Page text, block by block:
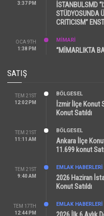
3:37 PM
İSTANBULSMD
STÜDYOSUNDA
CRITICISM”
OCA 9TH
1:38 PM
MİMARİ
“MİMARLIKTA
SATIŞ
TEM 21ST
12:02 PM
BÖLGESEL
İzmir İlçe Konut
Konut Satıldı
TEM 21ST
11:11 AM
BÖLGESEL
Ankara İlçe
11.699 konut
TEM 21ST
9:40 AM
EMLAK HABERLERI
2026 Haziran
Konut Satıldı
TEM 17TH
12:44 PM
EMLAK HABERLERI